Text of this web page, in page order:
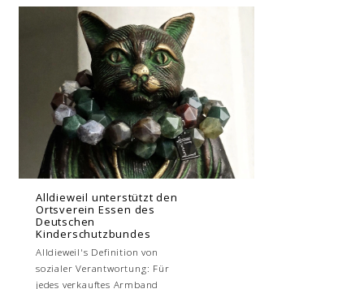
Alldieweil unterstützt den
Ortsverein Essen des
Deutschen
Kinderschutzbundes
Alldieweil's Definition von
sozialer Verantwortung: Für
jedes verkauftes Armband